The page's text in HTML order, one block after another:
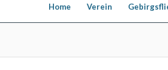
Home Verein